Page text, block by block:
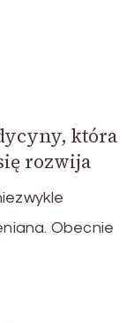
która
rozwija
Obecnie